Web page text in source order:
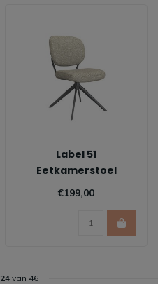
Label 51
Eetkamerstoel
Geneva - Naturel |
€199,00
24van 46